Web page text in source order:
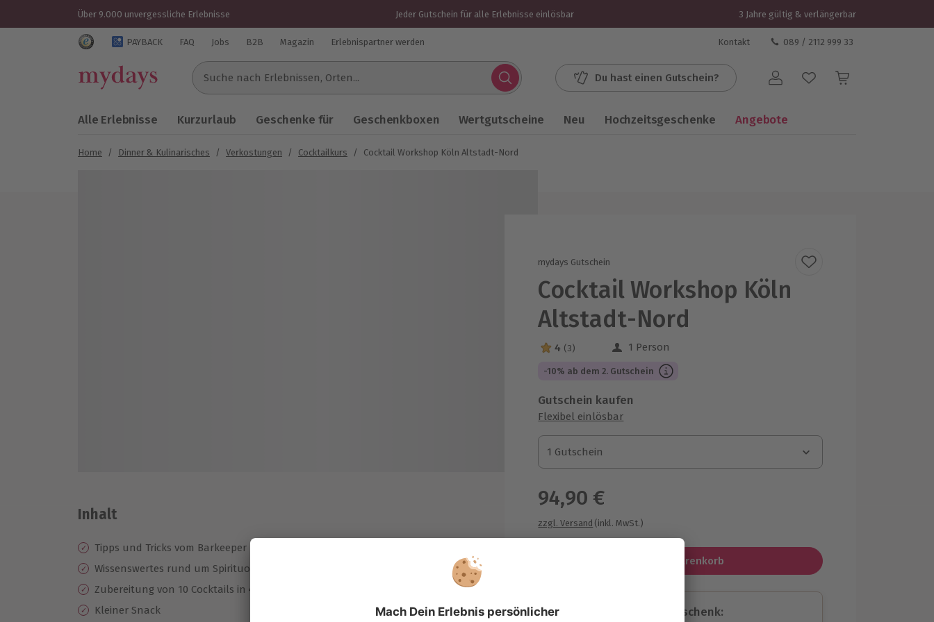
Über 9.000 unvergessliche Erlebnisse Jeder Gutschein für alle Erlebnisse einlösbar 3 Jahre gültig & verlängerbar
Trustedshops Bewertungen für mydays.de
PAYBACK FAQ Jobs B2B Magazin Erlebnispartner werden Kontakt 089 / 2112 999 33
Suche nach Erlebnissen...
Du hast einen Gutschein? Benutzerkonto
Alle Erlebnisse Kurzurlaub Geschenke für Geschenkboxen Wertgutscheine Neu Hochzeitsgeschenke Angebote
Home / Dinner & Kulinarisches / Verkostungen / Cocktailkurs / Cocktail Workshop Köln Altstadt-Nord
mydays Gutschein
Cocktail Workshop Köln
Altstadt-Nord
4 Sterne von 5 aus 3 Bewertungen
4 (3) 1 Person
-10% ab dem 2. Gutschein
Gutschein kaufen
Flexibel einlösbar
1 Gutschein
1 Gutschein
1 Gutschein
94,90 €
zzgl. Versand (inkl. MwSt.)
In den Warenkorb
Immer das passende Geschenk:
Inhalt
Tipps und Tricks vom Barkeeper
Wissenswertes rund um Spirituosen, Cocktails und die Entstehung der Bar
Zubereitung von 10 Cocktails in 4er Gruppen
Kleiner Snack